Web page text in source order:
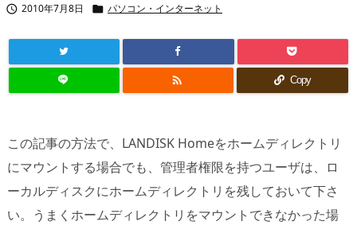
 2010年7月8日  パソコン・インターネット
 Copy
この記事の方法で、LANDISK Homeをホームディレクトリ
にマウントする場合でも、管理者権限を持つユーザは、ロ
ーカルディスクにホームディレクトリを残しておいて下さ
い。うまくホームディレクトリをマウントできなかった場